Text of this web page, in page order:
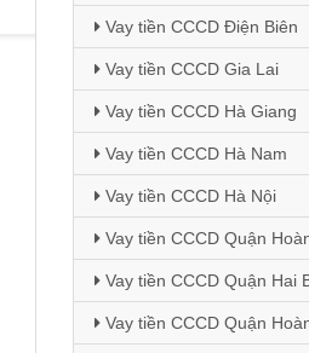
Vay tiền CCCD Điện Biên
Vay tiền CCCD Gia Lai
Vay tiền CCCD Hà Giang
Vay tiền CCCD Hà Nam
Vay tiền CCCD Hà Nội
Vay tiền CCCD Quận
Vay tiền CCCD Quận Hai
Vay tiền CCCD Quận